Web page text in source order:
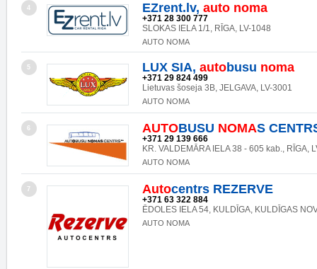
4 EZrent.lv, auto noma
+371 28 300 777
SLOKAS IELA 1/1, RĪGA, LV-1048
AUTO NOMA
5 LUX SIA, autobusu noma
+371 29 824 499
Lietuvas šoseja 3B, JELGAVA, LV-3001
AUTO NOMA
6 AUTOBUSU NOMAS
+371 29 139 666
KR. VALDEMĀRA IELA 38 - 605 kab., RĪGA,
AUTO NOMA
7 Autocentrs REZERVE
+371 63 322 884
ĒDOLES IELA 54, KULDĪGA, KULDĪGAS
AUTO NOMA